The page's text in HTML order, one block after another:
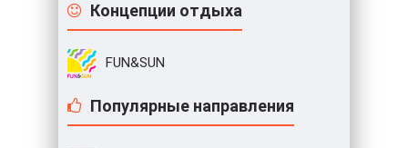
Концепции отдыха
FUN&SUN
Популярные направления